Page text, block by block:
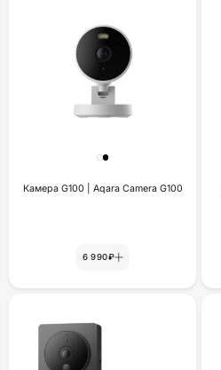
Камера G100 | Aqara Camera G100
6 990₽